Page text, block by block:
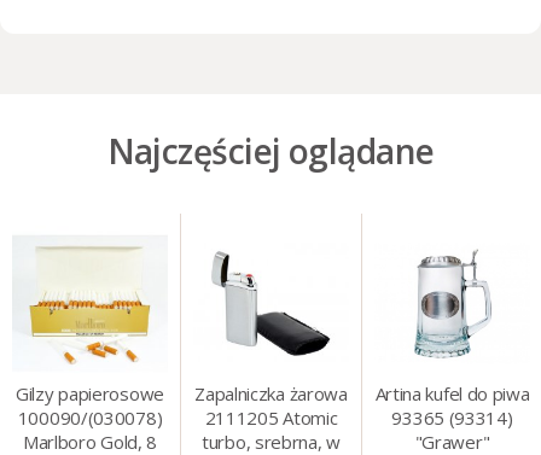
Najczęściej oglądane
Gilzy papierosowe
100090/(030078)
Marlboro Gold, 8
Zapalniczka żarowa
2111205 Atomic
turbo, srebrna, w
Artina kufel do piwa
93365 (93314)
"Grawer"